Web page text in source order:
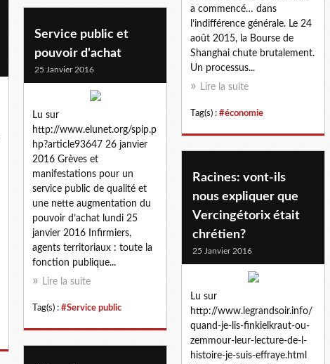
a commencé… dans
l’indifférence générale. Le 24
août 2015, la Bourse de
Shanghai chute brutalement.
Un processus...
Lire la suite
Tag(s) : #économie
Service public et
pouvoir d'achat
25 Janvier 2016
Lu sur
http://www.elunet.org/spip.p
hp?article93647 26 janvier
2016 Grèves et
manifestations pour un
service public de qualité et
une nette augmentation du
pouvoir d’achat lundi 25
janvier 2016 Infirmiers,
agents territoriaux : toute la
fonction publique...
Lire la suite
Tag(s) : #Service public
Racines: vont-ils
nous expliquer que
Vercingétorix était
chrétien?
25 Janvier 2016
Lu sur
http://www.legrandsoir.info/
quand-je-lis-finkielkraut-ou-
zemmour-leur-lecture-de-l-
histoire-je-suis-effraye.html